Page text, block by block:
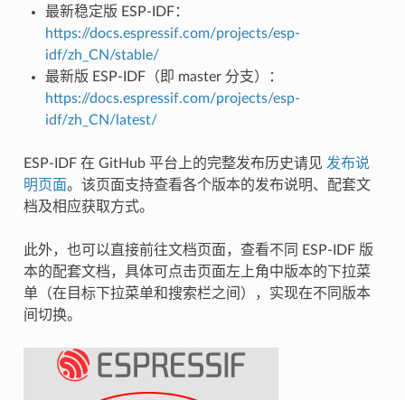
最新稳定版 ESP-IDF：
https://docs.espressif.com/projects/esp-
idf/zh_CN/stable/
最新版 ESP-IDF（即 master 分支）：
https://docs.espressif.com/projects/esp-
idf/zh_CN/latest/
ESP-IDF 在 GitHub 平台上的完整发布历史请见 发布说
明页面。该页面支持查看各个版本的发布说明、配套文
档及相应获取方式。
此外，也可以直接前往文档页面，查看不同 ESP-IDF 版
本的配套文档，具体可点击页面左上角中版本的下拉菜
单（在目标下拉菜单和搜索栏之间），实现在不同版本
间切换。